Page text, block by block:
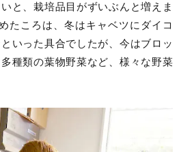
と、栽培品目がずいぶんと増えま
たころは、冬はキャベツにダイコ
いった具合でしたが、今はブロッ
種類の葉物野菜など、様々な野菜